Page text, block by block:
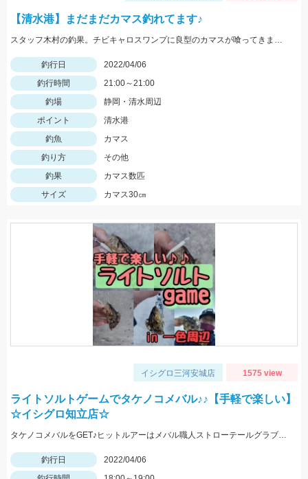
【清水港】まだまだカマス釣れてます♪
スタッフ木村の釣果。チビキャロスワンプに良型のカマスが喰ってきました。
釣行日
2022/04/06
釣行時間
21:00～21:00
釣場
静岡・清水周辺
ポイント
清水港
釣魚
カマス
釣り方
その他
釣果
カマス数匹
サイズ
カマス30㎝
イシグロ三河安城店 1575 view
ライトソルトゲームでタケノコメバル♪♪【手軽で楽しい】
☆イシグロ知立店☆
タケノコメバルをGET♪ヒットルアーはメバル職人ストローテールグラブとテトラワークスユラメキ☆
釣行日
2022/04/06